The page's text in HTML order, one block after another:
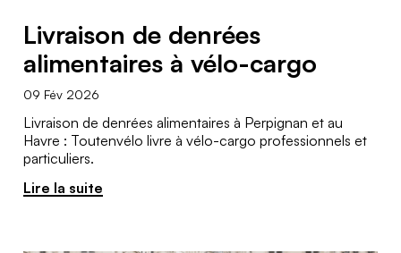
Livraison de denrées
alimentaires à vélo-cargo
09 Fév 2026
Livraison de denrées alimentaires à Perpignan et au
Havre : Toutenvélo livre à vélo-cargo professionnels et
particuliers.
Lire la suite